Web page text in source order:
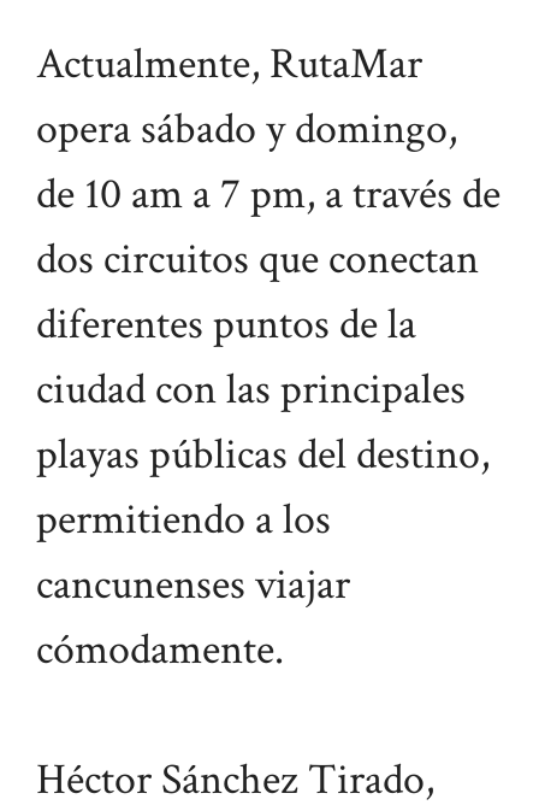
Actualmente, RutaMar
opera sábado y domingo,
de 10 am a 7 pm, a través de
dos circuitos que conectan
diferentes puntos de la
ciudad con las principales
playas públicas del destino,
permitiendo a los
cancunenses viajar
cómodamente.
Héctor Sánchez Tirado,